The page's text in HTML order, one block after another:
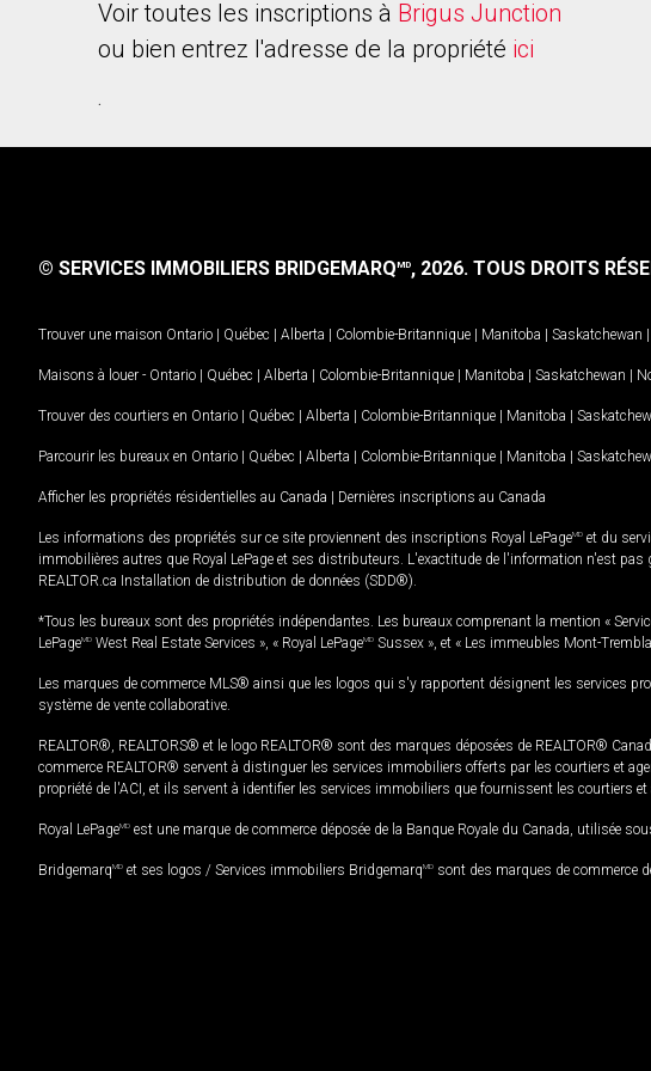
Voir toutes les inscriptions à Brigus Junction
ou bien entrez l'adresse de la propriété ici
.
© SERVICES IMMOBILIERS BRIDGEMARQMD, 2026. TOUS DROITS
Trouver une maison Ontario | Québec | Alberta | Colombie-Britannique | Manitoba | Saskatchewan |
Maisons à louer - Ontario | Québec | Alberta | Colombie-Britannique | Manitoba | Saskatchewan |
Trouver des courtiers en Ontario | Québec | Alberta | Colombie-Britannique | Manitoba |
Parcourir les bureaux en Ontario | Québec | Alberta | Colombie-Britannique | Manitoba |
Afficher les propriétés résidentielles au Canada | Dernières inscriptions au Canada
Les informations des propriétés sur ce site proviennent des inscriptions Royal LePageMD et du
immobilières autres que Royal LePage et ses distributeurs. L'exactitude de l'information n'est
REALTOR.ca Installation de distribution de données (SDD®).
*Tous les bureaux sont des propriétés indépendantes. Les bureaux comprenant la mention «
LePageMD West Real Estate Services », « Royal LePageMD Sussex », et « Les immeubles Mont-
Les marques de commerce MLS® ainsi que les logos qui s'y rapportent désignent les services
système de vente collaborative.
REALTOR®, REALTORS® et le logo REALTOR® sont des marques déposées de REALTOR®
commerce REALTOR® servent à distinguer les services immobiliers offerts par les courtiers et
propriété de l'ACI, et ils servent à identifier les services immobiliers que fournissent les courtiers et
Royal LePageMD est une marque de commerce déposée de la Banque Royale du Canada, utilisée
BridgemarqMD et ses logos / Services immobiliers BridgemarqMD sont des marques de commerce